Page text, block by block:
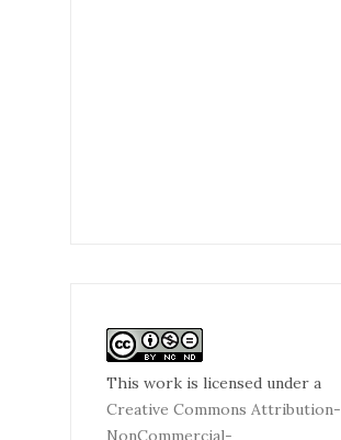
This work is licensed under a
Creative Commons Attribution-
NonCommercial-